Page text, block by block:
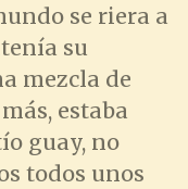
se riera a
su
mezcla de
estaba
guay, no
todos unos